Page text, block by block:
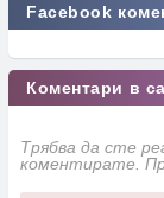
Facebook
Коментари в
Трябва да сте
коментирате.